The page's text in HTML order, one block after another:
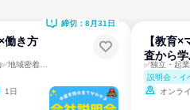
働き方
1日
締切：8月31日
【教育
査から
✅独立・起
説明会・イ
オンラ